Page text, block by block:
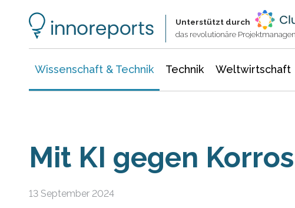
Unterstützt durch
das revolutionäre
Wissenschaft & Technik Technik Weltwirtschaft
Mit KI gegen
13 September 2024